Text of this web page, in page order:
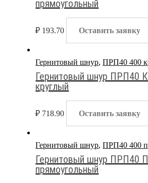
прямоугольный
₽ 193.70 Оставить заявку
Гернитовый шнур,ПРП40 400
Гернитовый шнур ПРП40
круглый
₽ 718.90 Оставить заявку
Гернитовый шнур,ПРП40 400
Гернитовый шнур ПРП40
прямоугольный